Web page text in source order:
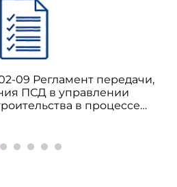
09 Регламент передачи,
ПСД в управлении
в процессе